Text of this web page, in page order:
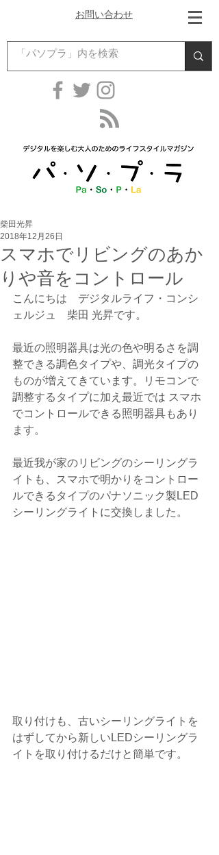
お問い合わせ
スマホでリビングのあか
りや音をコントロール
柴田光昇
2018年12月26日
こんにちは　デジタルライフ・コンシ
ェルジュ　柴田 光昇です。
最近の照明器具は光の色や明るさを調
整できる調色タイプや、調光タイプの
ものが増えてきています。リモコンで
調整するタイプに加え最近では スマホ
でコントロールできる照明器具もあり
ます。
最近我が家のリビングのシーリングラ
イトも、スマホで明かりをコントロー
ルできるタイプのパナソニック製LED
シーリングライトに交換しました。
取り付けも、古いシーリングライトを
はずしてから新しいLEDシーリングラ
イトを取り付けるだけと簡単です。